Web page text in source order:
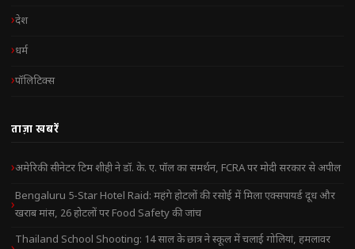
देश
धर्म
पॉलिटिक्स
ताज़ा खबरें
अमेरिकी सीनेटर टिम शीही ने डॉ. के. ए. पॉल का समर्थन, FCRA पर मोदी सरकार से अपील
Bengaluru 5-Star Hotel Raid: महंगे होटलों की रसोई में मिला एक्सपायर्ड दूध और
खराब मांस, 26 होटलों पर Food Safety की जांच
Thailand School Shooting: 14 साल के छात्र ने स्कूल में चलाई गोलियां, हमलावर